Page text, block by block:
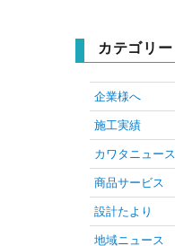
カテゴリー
企業様へ
施工実績
カワタニュース
商品サービス
設計たより
地域ニュース